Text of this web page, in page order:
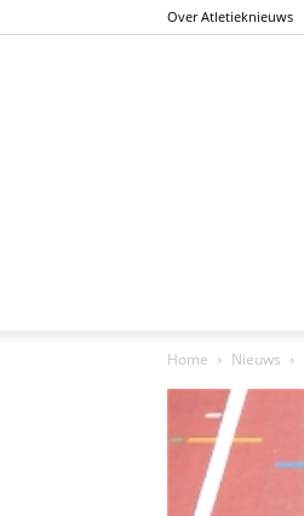
Over Atletieknieuws
Home Nieuws